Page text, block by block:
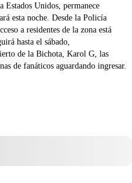
Estados Unidos, permanece
esta noche. Desde la Policía
a residentes de la zona está
hasta el sábado,
de la Bichota, Karol G, las
de fanáticos aguardando ingresar.